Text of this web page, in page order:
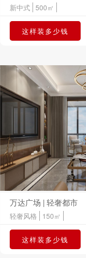
新中式 500㎡
这样装多少钱
万达广场 | 轻奢都市
轻奢风格 150㎡
这样装多少钱